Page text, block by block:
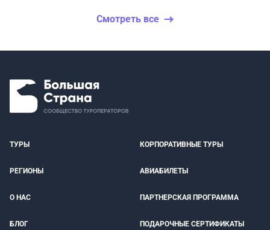
Смотреть все
ТУРЫ КОРПОРАТИВНЫЕ ТУРЫ
РЕГИОНЫ АВИАБИЛЕТЫ
О НАС ПАРТНЕРСКАЯ ПРОГРАММА
БЛОГ ПОДАРОЧНЫЕ СЕРТИФИКАТЫ